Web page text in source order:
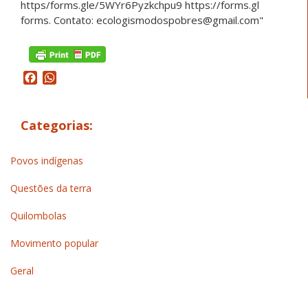
Facebook
Categorias:
Povos indígenas
Questões da terra
Quilombolas
Movimento popular
Geral